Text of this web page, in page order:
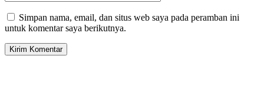
Simpan nama, email, dan situs web saya pada peramban ini
untuk komentar saya berikutnya.